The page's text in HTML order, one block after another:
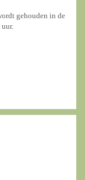
gehouden in de